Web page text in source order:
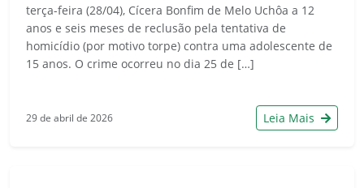
terça-feira (28/04), Cícera Bonfim de Melo Uchôa a 12
anos e seis meses de reclusão pela tentativa de
homicídio (por motivo torpe) contra uma adolescente de
15 anos. O crime ocorreu no dia 25 de […]
29 de abril de 2026 Leia Mais